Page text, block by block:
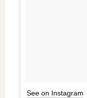
See on Instagram